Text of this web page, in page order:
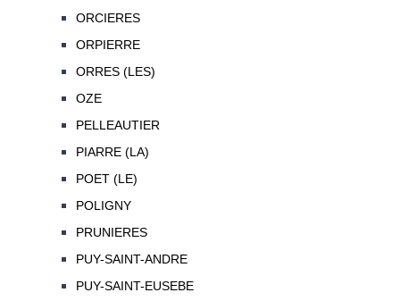
ORCIERES
ORPIERRE
ORRES (LES)
OZE
PELLEAUTIER
PIARRE (LA)
POET (LE)
POLIGNY
PRUNIERES
PUY-SAINT-ANDRE
PUY-SAINT-EUSEBE